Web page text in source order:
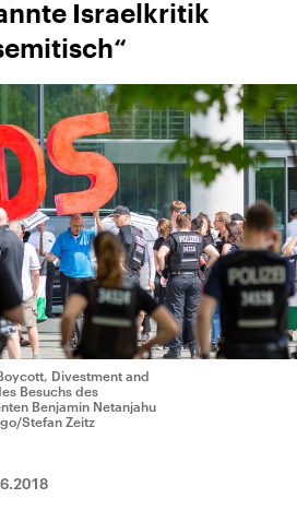
Israelkritik
Divestment and
Besuchs des
Benjamin Netanjahu
Stefan Zeitz